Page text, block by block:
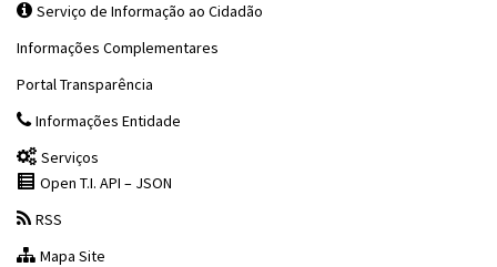
Serviço de Informação ao Cidadão
Informações Complementares
Portal Transparência
Informações Entidade
Serviços
Open T.I. API – JSON
RSS
Mapa Site